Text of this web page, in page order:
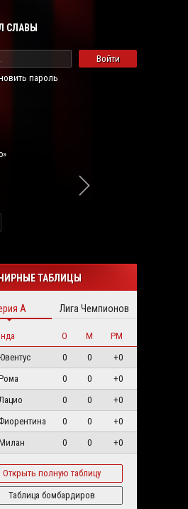
СЛАВЫ
Войти
пароль
ТАБЛИЦЫ
А Лига Чемпионов
О М
РМ
0 0
+0
0 0
+0
0 0
+0
Фиорентина 0 0
+0
0 0 +0
Открыть полную таблицу
Таблица бомбардиров